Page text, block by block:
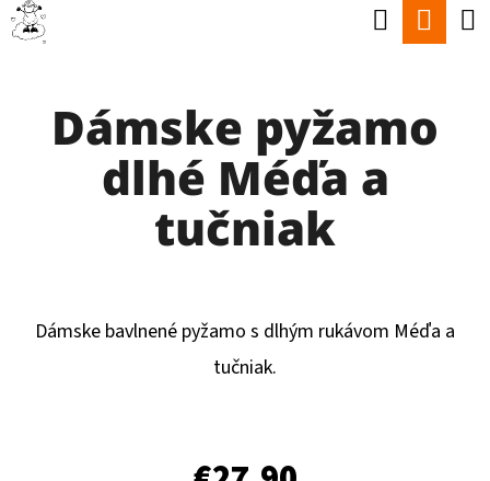
Prejsť
Hľadať
Dámske pyžamo
dlhé Méďa a
tučniak
Dámske bavlnené pyžamo s dlhým rukávom Méďa a
tučniak.
K
O